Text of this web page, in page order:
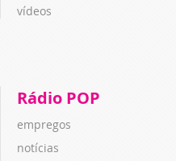
vídeos
Rádio POP
empregos
notícias